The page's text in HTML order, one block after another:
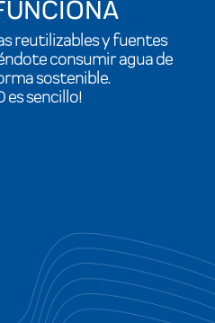
reutilizables y fuentes
consumir agua de
sostenible.
es sencillo!